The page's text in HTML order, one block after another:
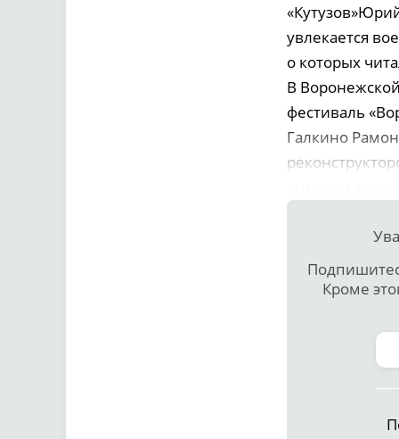
увлекается
о которых
В
фестиваль
Галкино
Кроме